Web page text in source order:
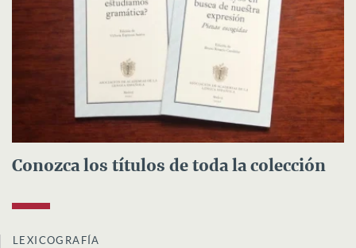
Conozca los títulos de toda la colección
LEXICOGRAFÍA